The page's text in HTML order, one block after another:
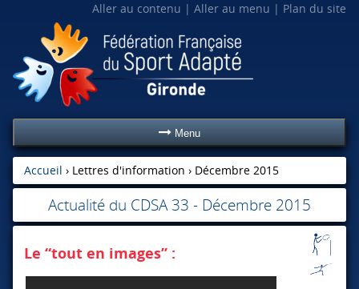
Aller au contenu Aller au menu Plan du site
Menu
Accueil › Lettres d'information › Décembre 2015
Actualité du CDSA 33 - Décembre 2015
Le “tout en images” :